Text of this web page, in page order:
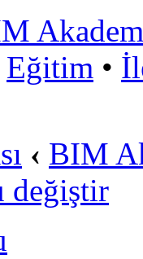
Eğitim •
‹ BIM
değiştir